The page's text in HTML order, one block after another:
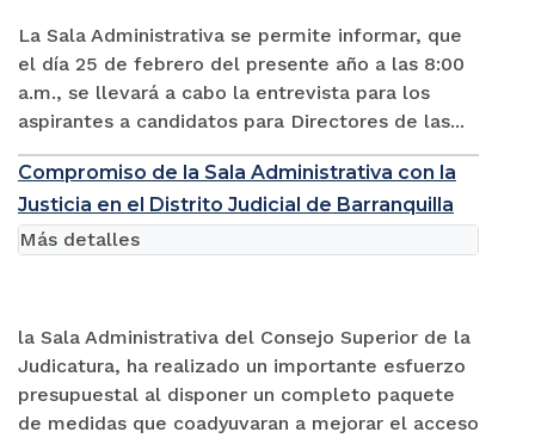
La Sala Administrativa se permite informar, que
el día 25 de febrero del presente año a las 8:00
a.m., se llevará a cabo la entrevista para los
aspirantes a candidatos para Directores de las...
Compromiso de la Sala Administrativa con la
Justicia en el Distrito Judicial de Barranquilla
la Sala Administrativa del Consejo Superior de la
Judicatura, ha realizado un importante esfuerzo
presupuestal al disponer un completo paquete
de medidas que coadyuvaran a mejorar el acceso
Más detalles